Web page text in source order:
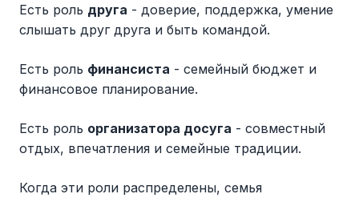
Есть роль друга - доверие, поддержка, умение
слышать друг друга и быть командой.
Есть роль финансиста - семейный бюджет и
финансовое планирование.
Есть роль организатора досуга - совместный
отдых, впечатления и семейные традиции.
Когда эти роли распределены, семья